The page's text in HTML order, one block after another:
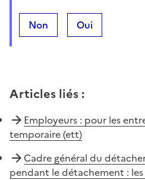
Non Oui
Articles liés :
Employeurs : pour les
temporaire (ett)
Cadre général du
pendant le détachement :